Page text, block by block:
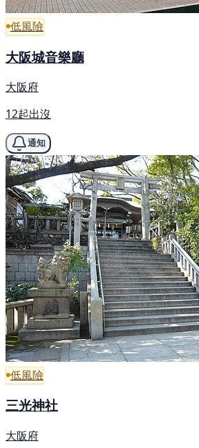
低風險
大阪城音樂廳
大阪府
12起出沒
通知
低風險
三光神社
大阪府